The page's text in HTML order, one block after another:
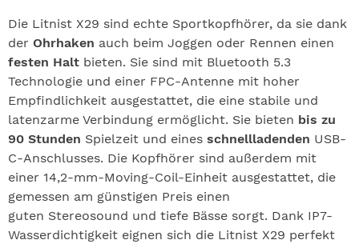
Die Litnist X29 sind echte Sportkopfhörer, da sie dank
der Ohrhaken auch beim Joggen oder Rennen einen
festen Halt bieten. Sie sind mit Bluetooth 5.3
Technologie und einer FPC-Antenne mit hoher
Empfindlichkeit ausgestattet, die eine stabile und
latenzarme Verbindung ermöglicht. Sie bieten bis zu
90 Stunden Spielzeit und eines schnellladenden USB-
C-Anschlusses. Die Kopfhörer sind außerdem mit
einer 14,2-mm-Moving-Coil-Einheit ausgestattet, die
gemessen am günstigen Preis einen
guten Stereosound und tiefe Bässe sorgt. Dank IP7-
Wasserdichtigkeit eignen sich die Litnist X29 perfekt